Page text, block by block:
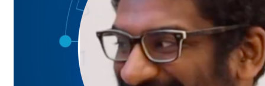
Statuts
Règlement
intérieur